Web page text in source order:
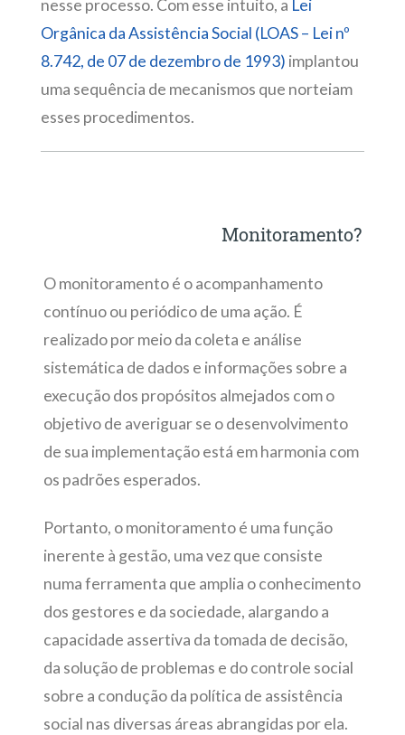
nesse processo. Com esse intuito, a Lei
Orgânica da Assistência Social (LOAS – Lei nº
8.742, de 07 de dezembro de 1993) implantou
uma sequência de mecanismos que norteiam
esses procedimentos.
Monitoramento?
O monitoramento é o acompanhamento
contínuo ou periódico de uma ação. É
realizado por meio da coleta e análise
sistemática de dados e informações sobre a
execução dos propósitos almejados com o
objetivo de averiguar se o desenvolvimento
de sua implementação está em harmonia com
os padrões esperados.
Portanto, o monitoramento é uma função
inerente à gestão, uma vez que consiste
numa ferramenta que amplia o conhecimento
dos gestores e da sociedade, alargando a
capacidade assertiva da tomada de decisão,
da solução de problemas e do controle social
sobre a condução da política de assistência
social nas diversas áreas abrangidas por ela.